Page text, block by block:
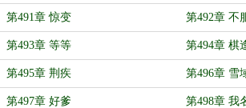
第491章 惊变 第492章 不
第493章 等等 第494章 棋
第495章 荆疾 第496章 雪
第497章 好爹 第498章 我